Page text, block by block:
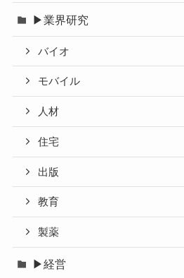
▶業界研究
バイオ
モバイル
人材
住宅
出版
教育
製薬
▶経営